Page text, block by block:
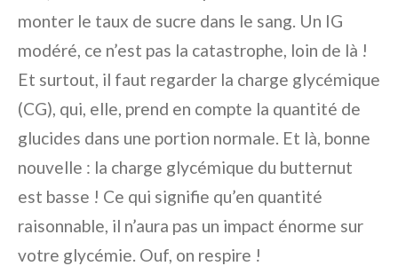
monter le taux de sucre dans le sang. Un IG
modéré, ce n’est pas la catastrophe, loin de là !
Et surtout, il faut regarder la charge glycémique
(CG), qui, elle, prend en compte la quantité de
glucides dans une portion normale. Et là, bonne
nouvelle : la charge glycémique du butternut
est basse ! Ce qui signifie qu’en quantité
raisonnable, il n’aura pas un impact énorme sur
votre glycémie. Ouf, on respire !